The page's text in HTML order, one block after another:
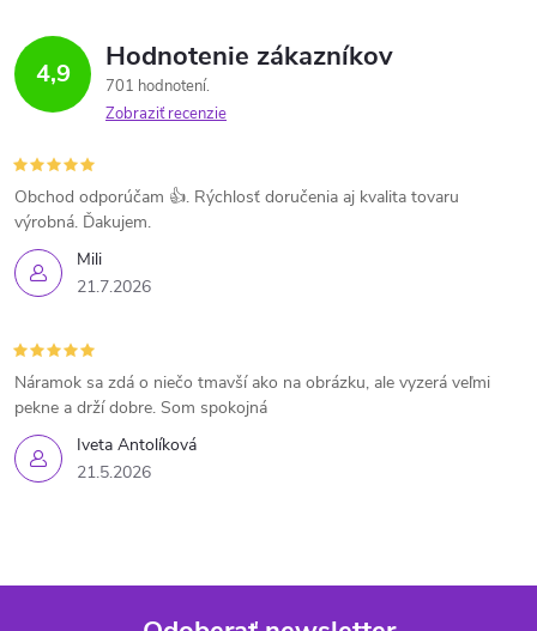
4,9 Hodnotenie zákazníkov
701 hodnotení
Zobraziť recenzie
Mili
21.7.2026
Obchod odporúčam 👍. Rýchlosť doručenia aj kvalita tovaru
výrobná. Ďakujem.
Iveta Antolíková
21.5.2026
Náramok sa zdá o niečo tmavší ako na obrázku, ale vyzerá veľmi
pekne a drží dobre. Som spokojná